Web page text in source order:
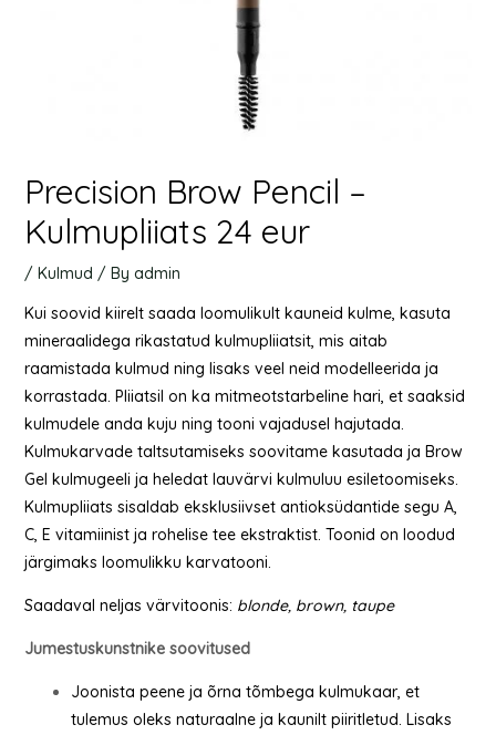
Precision Brow Pencil –
Kulmupliiats 24 eur
/ Kulmud / By admin
Kui soovid kiirelt saada loomulikult kauneid kulme, kasuta
mineraalidega rikastatud kulmupliiatsit, mis aitab
raamistada kulmud ning lisaks veel neid modelleerida ja
korrastada. Pliiatsil on ka mitmeotstarbeline hari, et saaksid
kulmudele anda kuju ning tooni vajadusel hajutada.
Kulmukarvade taltsutamiseks soovitame kasutada ja Brow
Gel kulmugeeli ja heledat lauvärvi kulmuluu esiletoomiseks.
Kulmupliiats sisaldab eksklusiivset antioksüdantide segu A,
C, E vitamiinist ja rohelise tee ekstraktist. Toonid on loodud
järgimaks loomulikku karvatooni.
Saadaval neljas värvitoonis: blonde, brown, taupe
Jumestuskunstnike soovitused
Joonista peene ja õrna tõmbega kulmukaar, et
tulemus oleks naturaalne ja kaunilt piiritletud. Lisaks